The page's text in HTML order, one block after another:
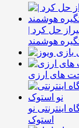
حل کرد |
هوشمند
های ارزی
اینترنتی نو
استوک